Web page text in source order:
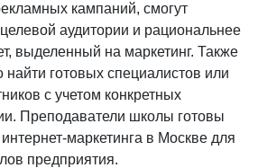
кампаний, смогут
аудитории и рациональнее
выделенный на маркетинг. Также
готовых специалистов или
с учетом конкретных
Преподаватели школы готовы
маркетинга в Москве для
предприятия.